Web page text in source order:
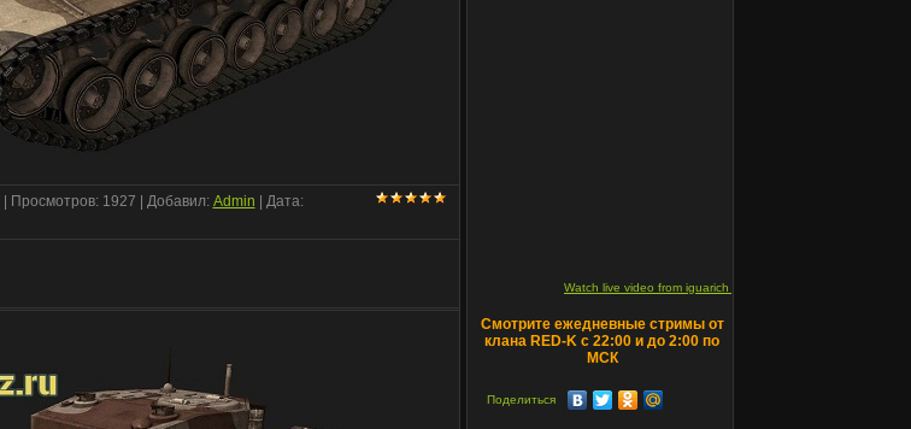
Watch live video from iguarich on ru.twitch.tv
Смотрите ежедневные стримы от
клана RED-K с 22:00 и до 2:00 по
МСК
Поделиться
| Просмотров: 1927 | Добавил: Admin | Дата: